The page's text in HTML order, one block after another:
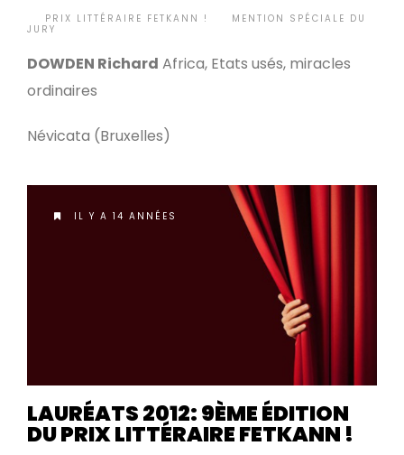
PRIX LITTÉRAIRE FETKANN !
MENTION SPÉCIALE DU
JURY
DOWDEN Richard Africa, Etats usés, miracles
ordinaires
Névicata (Bruxelles)
IL Y A 14 ANNÉES
LAURÉATS 2012: 9ÈME ÉDITION
DU PRIX LITTÉRAIRE FETKANN !